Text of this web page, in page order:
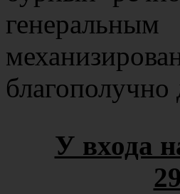
У входа